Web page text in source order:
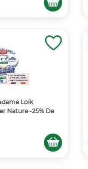
Loïk
Nature -25% De